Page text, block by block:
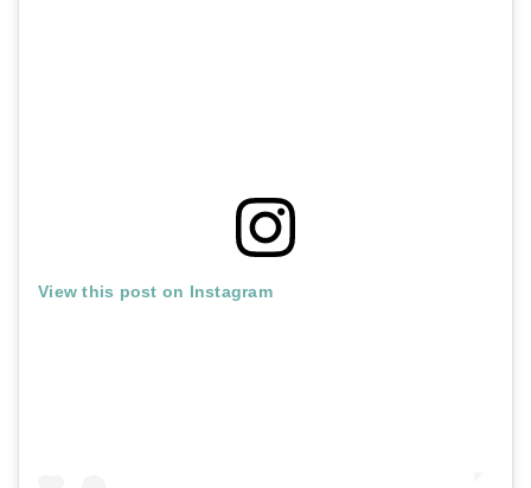
View this post on Instagram